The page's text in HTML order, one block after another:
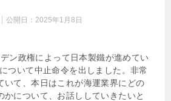
公開日： 2025年1月8日
ン政権によって日本製鐵が進めてい
ついて中止命令を出しました。非常
いて、本日はこれが海運業界にどの
かについて、お話ししていきたいと